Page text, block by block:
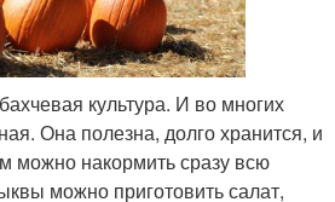
культура. И во многих
Она полезна, долго хранится, и
можно накормить сразу всю
можно приготовить салат,